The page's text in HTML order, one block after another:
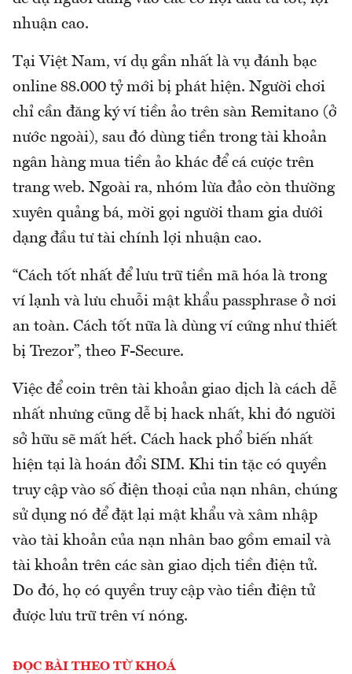
nhuận cao.
Tại Việt Nam, ví dụ gần nhất là vụ đánh bạc
online 88.000 tỷ mới bị phát hiện. Người chơi
chỉ cần đăng ký ví tiền ảo trên sàn Remitano (ở
nước ngoài), sau đó dùng tiền trong tài khoản
ngân hàng mua tiền ảo khác để cá cược trên
trang web. Ngoài ra, nhóm lừa đảo còn thường
xuyên quảng bá, mời gọi người tham gia dưới
dạng đầu tư tài chính lợi nhuận cao.
“Cách tốt nhất để lưu trữ tiền mã hóa là trong
ví lạnh và lưu chuỗi mật khẩu passphrase ở nơi
an toàn. Cách tốt nữa là dùng ví cứng như thiết
bị Trezor”, theo F-Secure.
Việc để coin trên tài khoản giao dịch là cách dễ
nhất nhưng cũng dễ bị hack nhất, khi đó người
sở hữu sẽ mất hết. Cách hack phổ biến nhất
hiện tại là hoán đổi SIM. Khi tin tặc có quyền
truy cập vào số điện thoại của nạn nhân, chúng
sử dụng nó để đặt lại mật khẩu và xâm nhập
vào tài khoản của nạn nhân bao gồm email và
tài khoản trên các sàn giao dịch tiền điện tử.
Do đó, họ có quyền truy cập vào tiền điện tử
được lưu trữ trên ví nóng.
ĐỌC BÀI THEO TỪ KHOÁ